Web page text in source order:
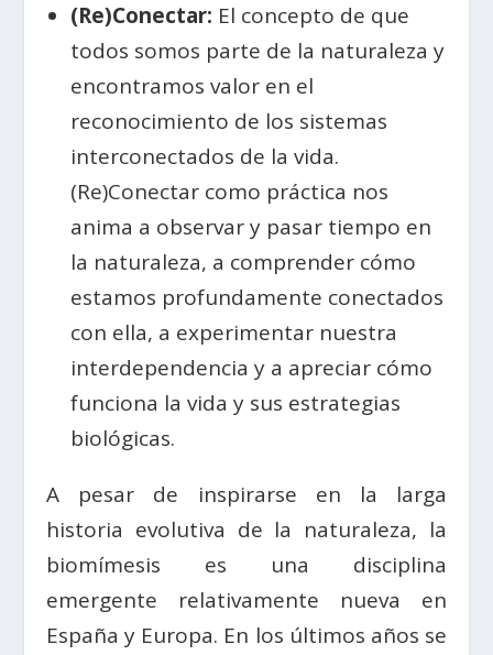
(Re)Conectar: El concepto de que
todos somos parte de la naturaleza y
encontramos valor en el
reconocimiento de los sistemas
interconectados de la vida.
(Re)Conectar como práctica nos
anima a observar y pasar tiempo en
la naturaleza, a comprender cómo
estamos profundamente conectados
con ella, a experimentar nuestra
interdependencia y a apreciar cómo
funciona la vida y sus estrategias
biológicas.
A pesar de inspirarse en la larga
historia evolutiva de la naturaleza, la
biomímesis es una disciplina
emergente relativamente nueva en
España y Europa. En los últimos años se